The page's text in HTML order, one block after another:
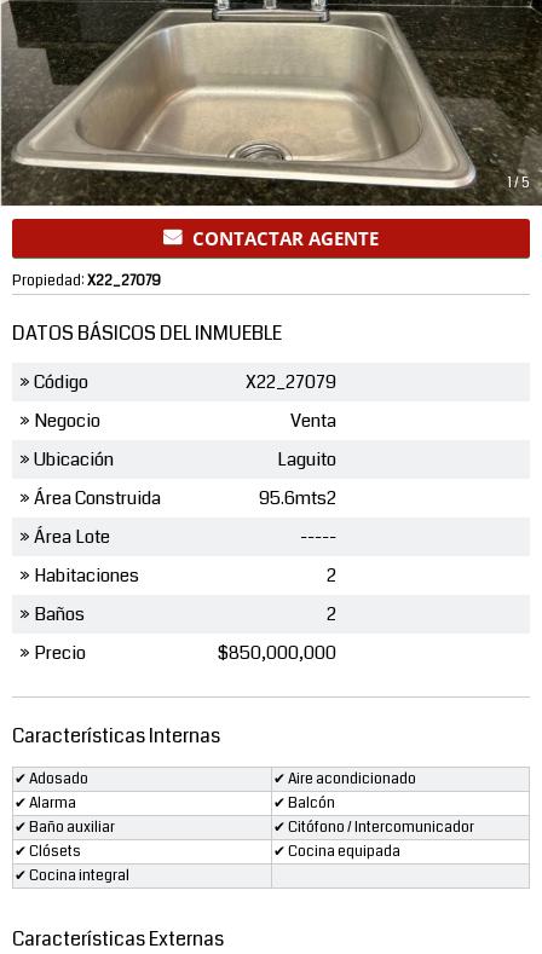
1/5
CONTACTAR AGENTE
Propiedad:X22_27079
DATOS BÁSICOS DEL INMUEBLE
» Código
X22_27079
» Negocio
Venta
» Ubicación
Laguito
» Área Construida
95.6mts2
» Área Lote
-----
» Habitaciones
2
» Baños
2
» Precio
$850,000,000
Características Internas
✔ Adosado
✔ Aire acondicionado
✔ Alarma
✔ Balcón
✔ Baño auxiliar
✔ Citófono / Intercomunicador
✔ Clósets
✔ Cocina equipada
✔ Cocina integral
Características Externas